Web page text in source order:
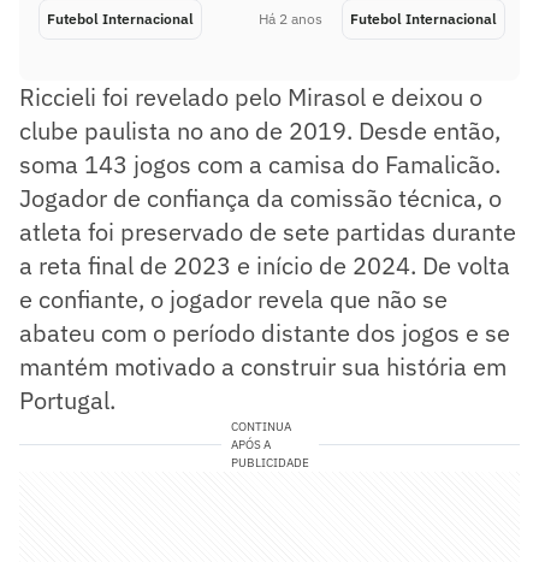
Futebol Internacional Há 2 anos Futebol Internacional
Riccieli foi revelado pelo Mirasol e deixou o
clube paulista no ano de 2019. Desde então,
soma 143 jogos com a camisa do Famalicão.
Jogador de confiança da comissão técnica, o
atleta foi preservado de sete partidas durante
a reta final de 2023 e início de 2024. De volta
e confiante, o jogador revela que não se
abateu com o período distante dos jogos e se
mantém motivado a construir sua história em
Portugal.
CONTINUA
APÓS A
PUBLICIDADE